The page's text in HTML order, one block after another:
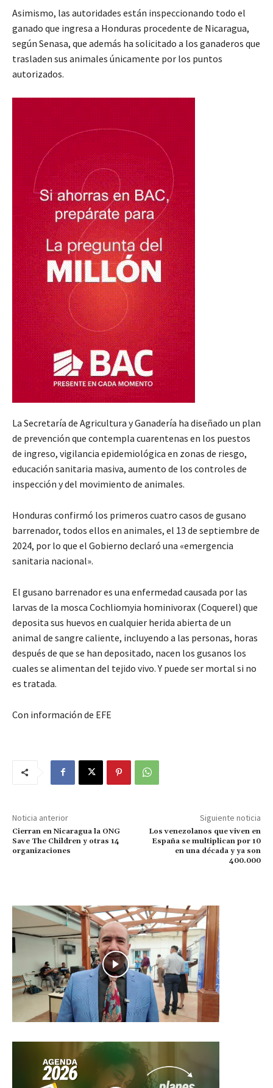
Asimismo, las autoridades están inspeccionando todo el
ganado que ingresa a Honduras procedente de Nicaragua,
según Senasa, que además ha solicitado a los ganaderos que
trasladen sus animales únicamente por los puntos
autorizados.
La Secretaría de Agricultura y Ganadería ha diseñado un plan
de prevención que contempla cuarentenas en los puestos
de ingreso, vigilancia epidemiológica en zonas de riesgo,
educación sanitaria masiva, aumento de los controles de
inspección y del movimiento de animales.
Honduras confirmó los primeros cuatro casos de gusano
barrenador, todos ellos en animales, el 13 de septiembre de
2024, por lo que el Gobierno declaró una «emergencia
sanitaria nacional».
El gusano barrenador es una enfermedad causada por las
larvas de la mosca Cochliomyia hominivorax (Coquerel) que
deposita sus huevos en cualquier herida abierta de un
animal de sangre caliente, incluyendo a las personas, horas
después de que se han depositado, nacen los gusanos los
cuales se alimentan del tejido vivo. Y puede ser mortal si no
es tratada.
Con información de EFE
Noticia anterior
Cierran en Nicaragua la ONG
Save The Children y otras 14
organizaciones
Siguiente noticia
Los venezolanos que viven en
España se multiplican por 10
en una década y ya son
400.000